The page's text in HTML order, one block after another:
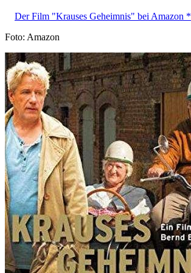
Der Film "Krauses Geheimnis" bei Amazon *
Foto: Amazon